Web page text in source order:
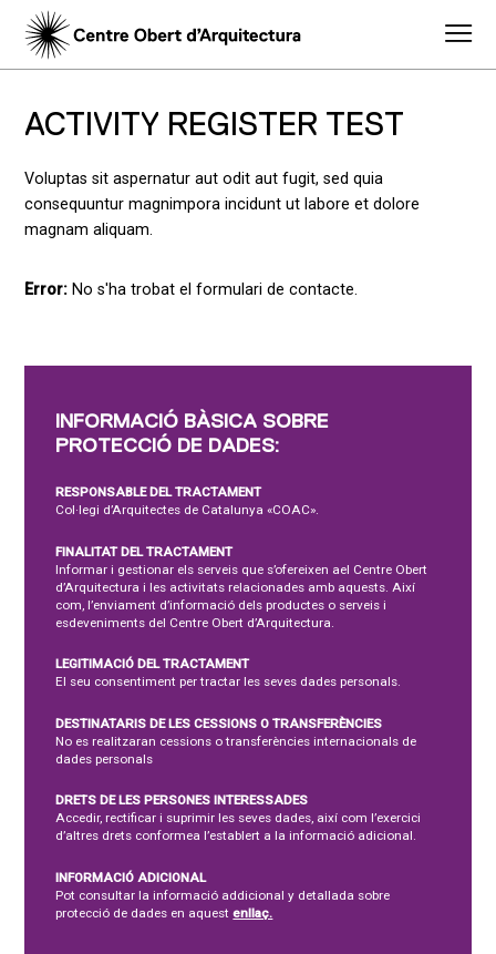
ACTIVITY REGISTER TEST
Voluptas sit aspernatur aut odit aut fugit, sed quia
consequuntur magnimpora incidunt ut labore et dolore
magnam aliquam.
Error:No s'ha trobat el formulari de contacte.
INFORMACIÓ BÀSICA SOBRE
PROTECCIÓ DE DADES:
RESPONSABLE DEL TRACTAMENT
Col·legi d’Arquitectes de Catalunya «COAC».
FINALITAT DEL TRACTAMENT
Informar i gestionar els serveis que s’ofereixen ael Centre Obert
d’Arquitectura i les activitats relacionades amb aquests. Així
com, l’enviament d’informació dels productes o serveis i
esdeveniments del Centre Obert d’Arquitectura.
LEGITIMACIÓ DEL TRACTAMENT
El seu consentiment per tractar les seves dades personals.
DESTINATARIS DE LES CESSIONS O TRANSFERÈNCIES
No es realitzaran cessions o transferències internacionals de
dades personals
DRETS DE LES PERSONES INTERESSADES
Accedir, rectificar i suprimir les seves dades, així com l’exercici
d’altres drets conformea l’establert a la informació adicional.
INFORMACIÓ ADICIONAL
Pot consultar la informació addicional y detallada sobre
protecció de dades en aquestenllaç.